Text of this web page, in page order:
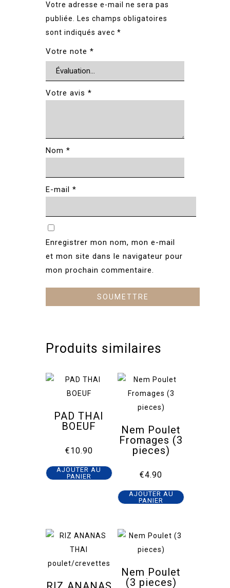
Votre adresse e-mail ne sera pas
publiée.
Les champs obligatoires
sont indiqués avec *
Votre note *
Votre avis *
Nom *
E-mail *
Enregistrer mon nom, mon e-mail
et mon site dans le navigateur pour
mon prochain commentaire.
Produits similaires
PAD THAI
BOEUF
€10.90
AJOUTER AU
PANIER
Nem Poulet
Fromages (3
pieces)
€4.90
AJOUTER AU
PANIER
Nem Poulet
(3 pieces)